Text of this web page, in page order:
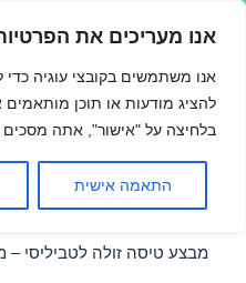
אנו מעריכים את
אנו משתמשים בקובצי עוגיה
להציג מודעות או תוכן
בלחיצה על "אישור", אתה מסכים
התאמה אישית
טיסות
26/09/2016
מבצע טיסה זולה לטביליסי –